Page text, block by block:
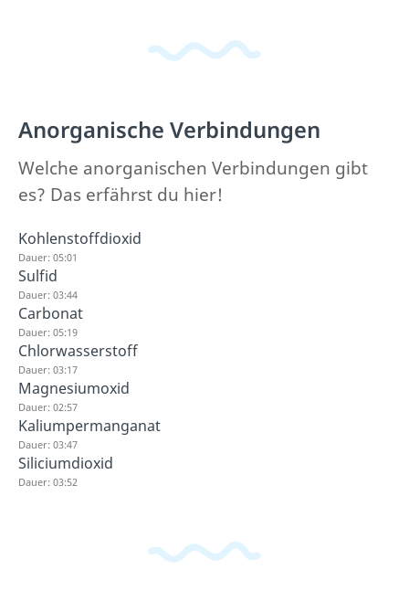
Anorganische Verbindungen
Welche anorganischen Verbindungen gibt
es? Das erfährst du hier!
Kohlenstoffdioxid
Dauer: 05:01
Sulfid
Dauer: 03:44
Carbonat
Dauer: 05:19
Chlorwasserstoff
Dauer: 03:17
Magnesiumoxid
Dauer: 02:57
Kaliumpermanganat
Dauer: 03:47
Siliciumdioxid
Dauer: 03:52